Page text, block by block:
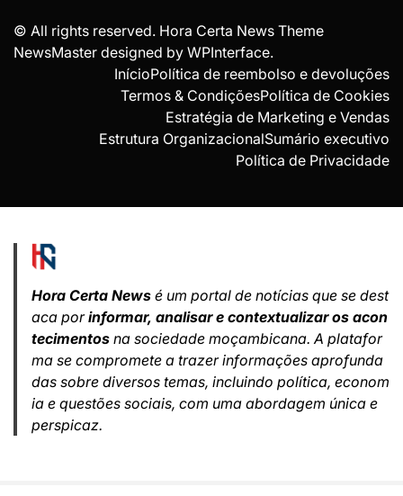
© All rights reserved. Hora Certa News Theme
NewsMaster designed by WPInterface.
InícioPolítica de reembolso e devoluções
Termos & CondiçõesPolítica de Cookies
Estratégia de Marketing e Vendas
Estrutura OrganizacionalSumário executivo
Política de Privacidade
Hora Certa News é um portal de notícias que se dest
aca porinformar, analisar e contextualizar os acon
tecimentos na sociedade moçambicana. A platafor
ma se compromete a trazer informações aprofunda
das sobre diversos temas, incluindo política, econom
ia e questões sociais, com uma abordagem única e
perspicaz.